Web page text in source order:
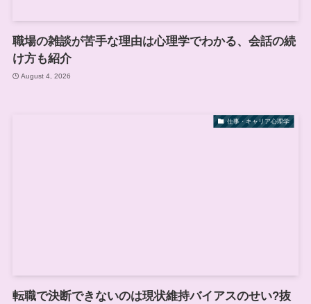
職場の雑談が苦手な理由は心理学でわかる、会話の続
け方も紹介
August 4, 2026
仕事・キャリア心理学
転職で決断できないのは現状維持バイアスのせい?抜